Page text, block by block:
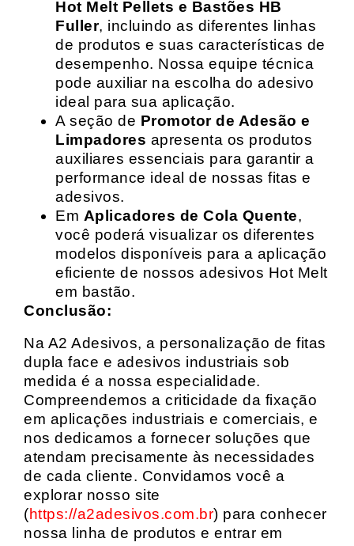
Hot Melt Pellets e Bastões HB
Fuller, incluindo as diferentes linhas
de produtos e suas características de
desempenho. Nossa equipe técnica
pode auxiliar na escolha do adesivo
ideal para sua aplicação.
A seção de Promotor de Adesão e
Limpadores apresenta os produtos
auxiliares essenciais para garantir a
performance ideal de nossas fitas e
adesivos.
Em Aplicadores de Cola Quente,
você poderá visualizar os diferentes
modelos disponíveis para a aplicação
eficiente de nossos adesivos Hot Melt
em bastão.
Conclusão:
Na A2 Adesivos, a personalização de fitas
dupla face e adesivos industriais sob
medida é a nossa especialidade.
Compreendemos a criticidade da fixação
em aplicações industriais e comerciais, e
nos dedicamos a fornecer soluções que
atendam precisamente às necessidades
de cada cliente. Convidamos você a
explorar nosso site
(https://a2adesivos.com.br) para conhecer
nossa linha de produtos e entrar em